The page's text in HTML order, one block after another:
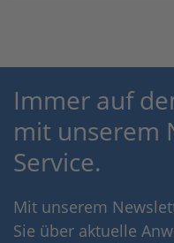
Immer auf
mit unserem
Service.
Mit unserem
Sie über aktuelle